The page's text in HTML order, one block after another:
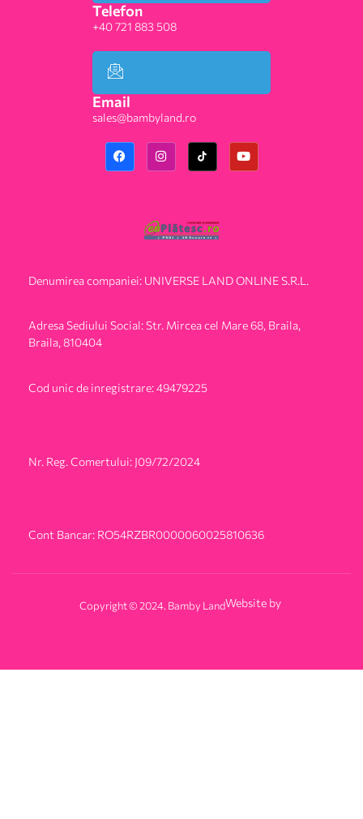
Telefon
+40 721 883 508
Email
sales@bambyland.ro​
Denumirea companiei: UNIVERSE LAND ONLINE S.R.L.
Adresa Sediului Social: Str. Mircea cel Mare 68, Braila,
Braila, 810404
Cod unic de inregistrare: 49479225
Nr. Reg. Comertului: J09/72/2024
Cont Bancar: RO54RZBR0000060025810636
Copyright © 2024. Bamby LandWebsite by